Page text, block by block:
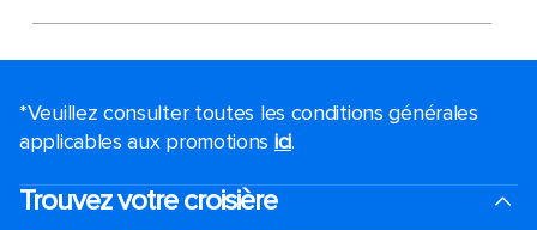
*Veuillez consulter toutes les conditions générales
applicables aux promotions ici.
Trouvez votre croisière